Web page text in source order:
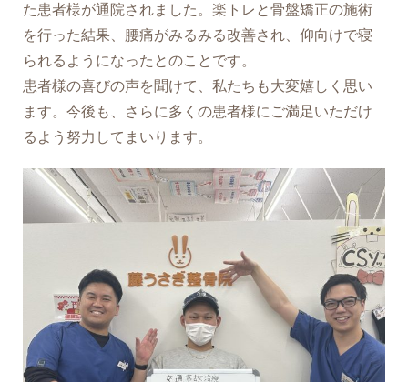
た患者様が通院されました。楽トレと骨盤矯正の施術
を行った結果、腰痛がみるみる改善され、仰向けで寝
られるようになったとのことです。
患者様の喜びの声を聞けて、私たちも大変嬉しく思い
ます。今後も、さらに多くの患者様にご満足いただけ
るよう努力してまいります。